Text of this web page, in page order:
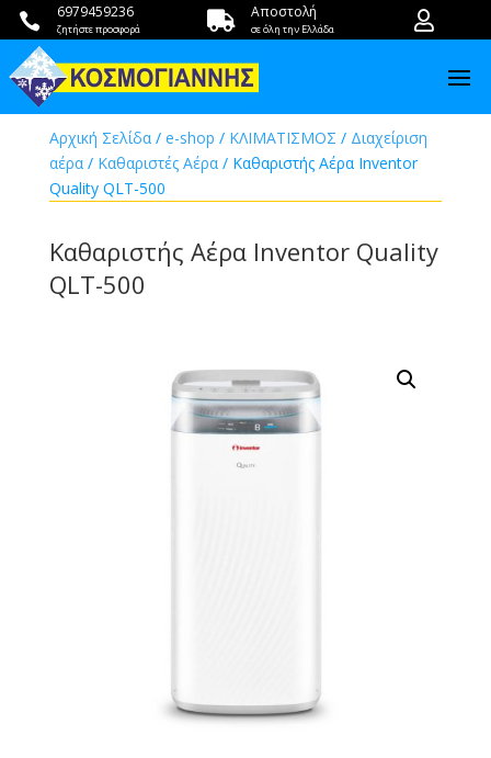
 6979459236
ζητήστε προσφορά  Αποστολή
σε όλη την Ελλάδα 
Αρχική Σελίδα/ e-shop / ΚΛΙΜΑΤΙΣΜΟΣ / Διαχείριση
αέρα/ Καθαριστές Αέρα/ Καθαριστής Αέρα Inventor
Quality QLT-500
Καθαριστής Αέρα Inventor Quality
QLT-500